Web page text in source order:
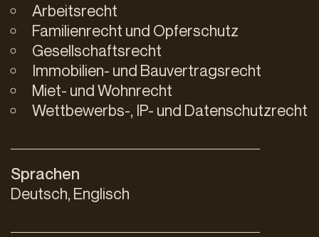
Arbeitsrecht
Familienrecht und Opferschutz
Gesellschaftsrecht
Immobilien- und Bauvertragsrecht
Miet- und Wohnrecht
Wettbewerbs-, IP- und Datenschutzrecht
Sprachen
Deutsch, Englisch